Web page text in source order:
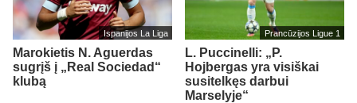
Ispanijos La Liga
Marokietis N. Aguerdas
sugrįš į „Real Sociedad“
klubą
Prancūzijos Ligue 1
L. Puccinelli: „P.
Hojbergas yra visiškai
susitelkęs darbui
Marselyje“